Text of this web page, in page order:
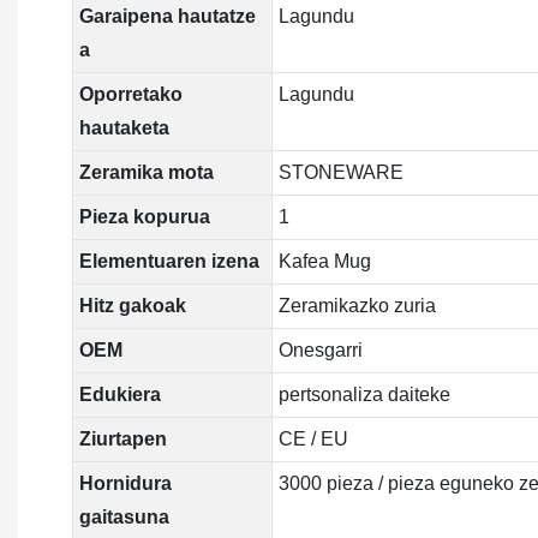
Garaipena hautatze
a
Lagundu
Oporretako
hautaketa
Lagundu
Zeramika mota STONEWARE
Pieza kopurua 1
Elementuaren izena Kafea Mug
Hitz gakoak Zeramikazko zuria
OEM Onesgarri
Edukiera pertsonaliza daiteke
Ziurtapen CE / EU
Hornidura
gaitasuna
3000 pieza / pieza eguneko